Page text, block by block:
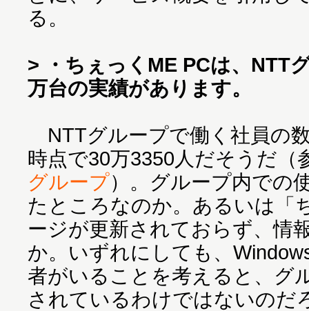
る。
> ・ちぇっくME PCは、NTT
万台の実績があります。
NTTグループで働く社員の
時点で30万3350人だそうだ（
グループ）。グループ内での
たところなのか。あるいは「
ージが更新されておらず、情
か。いずれにしても、
者がいることを考えると、グ
されているわけではないのだ